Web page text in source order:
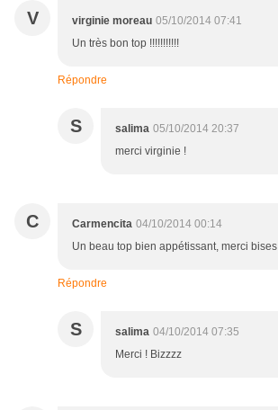
V virginie moreau 05/10/2014 07:41
Un très bon top !!!!!!!!!!!
Répondre
S salima 05/10/2014 20:37
merci virginie !
C Carmencita 04/10/2014 00:14
Un beau top bien appétissant, merci bises
Répondre
S salima 04/10/2014 07:35
Merci ! Bizzzz